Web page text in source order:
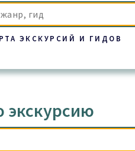
ЭКСКУРСИЙ И ГИДОВ
экскурсию